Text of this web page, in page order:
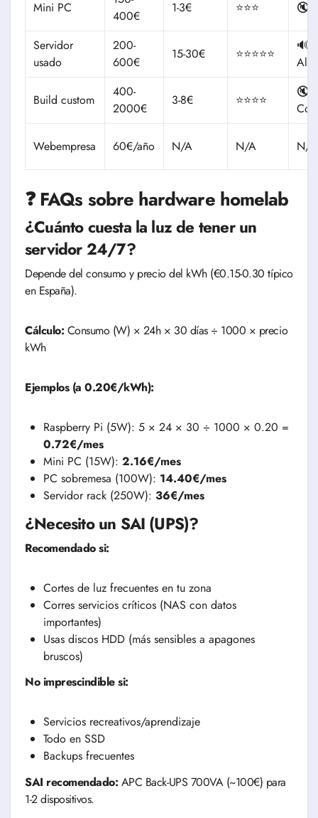
Mini PC
400€
1-3€ ⭐⭐⭐ 🔇
Servidor
usado
200-
600€
15-30€ ⭐⭐⭐⭐⭐
Alto
Build custom
400-
2000€
3-8€ ⭐⭐⭐⭐
Webempresa 60€/año N/A N/A N/A
❓ FAQs sobre hardware homelab
¿Cuánto cuesta la luz de tener un
servidor 24/7?
Depende del consumo y precio del kWh (€0.15-0.30 típico
en España).
Cálculo: Consumo (W) × 24h × 30 días ÷ 1000 × precio
kWh
Ejemplos (a 0.20€/kWh):
Raspberry Pi (5W): 5 × 24 × 30 ÷ 1000 × 0.20 =
0.72€/mes
Mini PC (15W): 2.16€/mes
PC sobremesa (100W): 14.40€/mes
Servidor rack (250W): 36€/mes
¿Necesito un SAI (UPS)?
Recomendado si:
Cortes de luz frecuentes en tu zona
Corres servicios críticos (NAS con datos
importantes)
Usas discos HDD (más sensibles a apagones
bruscos)
No imprescindible si:
Servicios recreativos/aprendizaje
Todo en SSD
Backups frecuentes
SAI recomendado: APC Back-UPS 700VA (~100€) para
1-2 dispositivos.